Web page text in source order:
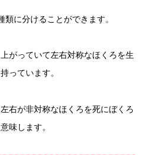
に分けることができます。
がっていて左右対称なほくろを生
っています。
右が非対称なほくろを死にぼくろ
味します。